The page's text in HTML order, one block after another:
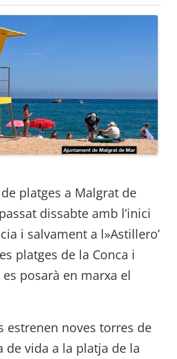
platges a Malgrat de
dissabte amb l’inici
i salvament a l»Astillero’
platges de la Conca i
posarà en marxa el
estrenen noves torres de
de vida a la platja de la